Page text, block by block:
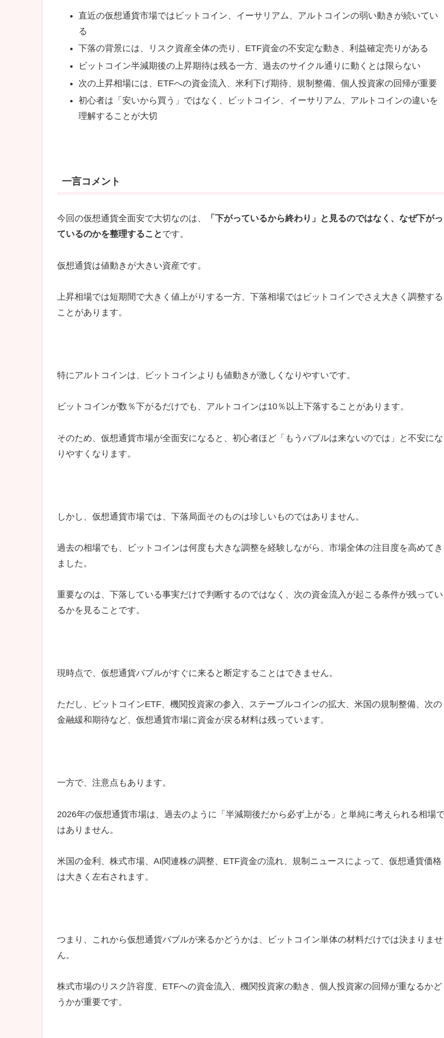
直近の仮想通貨市場ではビットコイン、イーサリアム、アルトコインの弱い動きが続いてい
る
下落の背景には、リスク資産全体の売り、ETF資金の不安定な動き、利益確定売りがある
ビットコイン半減期後の上昇期待は残る一方、過去のサイクル通りに動くとは限らない
次の上昇相場には、ETFへの資金流入、米利下げ期待、規制整備、個人投資家の回帰が重要
初心者は「安いから買う」ではなく、ビットコイン、イーサリアム、アルトコインの違いを
理解することが大切
一言コメント
今回の仮想通貨全面安で大切なのは、
「下がっているから終わり」と見るのではなく、なぜ下がっ
ているのかを整理すること です。
仮想通貨は値動きが大きい資産です。
上昇相場では短期間で大きく値上がりする一方、下落相場ではビットコインでさえ大きく調整する
ことがあります。
特にアルトコインは、ビットコインよりも値動きが激しくなりやすいです。
ビットコインが数％下がるだけでも、アルトコインは10％以上下落することがあります。
そのため、仮想通貨市場が全面安になると、初心者ほど「もうバブルは来ないのでは」と不安にな
りやすくなります。
しかし、仮想通貨市場では、下落局面そのものは珍しいものではありません。
過去の相場でも、ビットコインは何度も大きな調整を経験しながら、市場全体の注目度を高めてき
ました。
重要なのは、下落している事実だけで判断するのではなく、次の資金流入が起こる条件が残ってい
るかを見ることです。
現時点で、仮想通貨バブルがすぐに来ると断定することはできません。
ただし、ビットコインETF、機関投資家の参入、ステーブルコインの拡大、米国の規制整備、次の
金融緩和期待など、仮想通貨市場に資金が戻る材料は残っています。
一方で、注意点もあります。
2026年の仮想通貨市場は、過去のように「半減期後だから必ず上がる」と単純に考えられる相場
はありません。
米国の金利、株式市場、AI関連株の調整、ETF資金の流れ、規制ニュースによって、仮想通貨価格
は大きく左右されます。
つまり、これから仮想通貨バブルが来るかどうかは、ビットコイン単体の材料だけでは決まりませ
ん。
株式市場のリスク許容度、ETFへの資金流入、機関投資家の動き、個人投資家の回帰が重なるかど
うかが重要です。